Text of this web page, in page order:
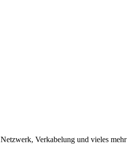
Verkabelung und vieles mehr